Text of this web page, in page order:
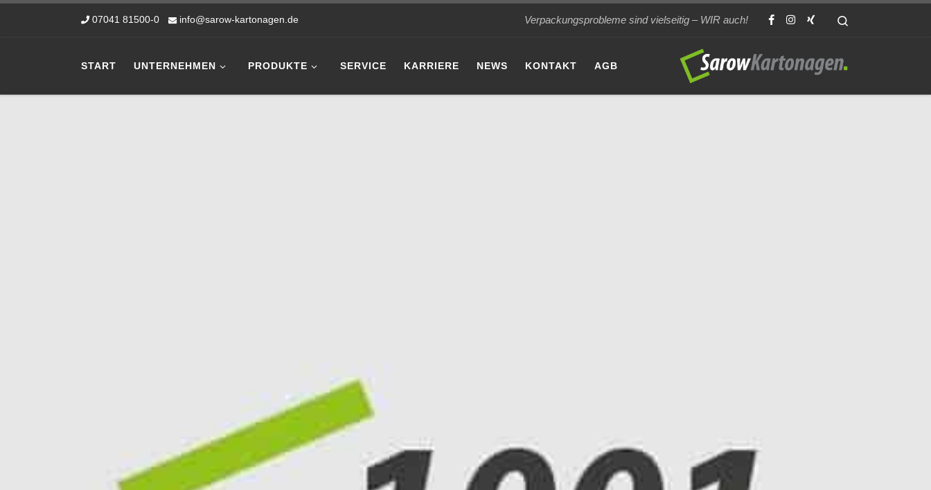
Zum Inhalt springen07041 81500-0 info@sarow-kartonagen.de Verpackungsprobleme sind vielseitig – WIR auch!
START UNTERNEHMEN PRODUKTE SERVICE KARRIERE NEWS KONTAKT AGB